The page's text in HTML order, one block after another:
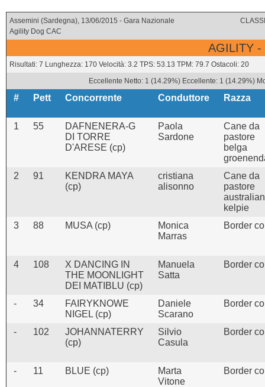
Assemini (Sardegna), 13/06/2015 - Gara Nazionale
Agility Dog CAC
AGILITY -
Risultati: 7 Lunghezza: 170 Velocità: 3.2 TPS: 53.13 TPM: 79.7 Ostacoli: 20
Eccellente Netto: 1 (14.29%) Eccellente: 1 (14.29%)
# Pett Concorrente Conduttore Razza
1 55
DAFNENERA-G
DI TORRE
D'ARESE (cp)
Paola
Sardone
Cane da
pastore
belga
2
91
KENDRA MAYA
(cp)
cristiana
alisonno
Cane da
pastore
kelpie
3
88 MUSA (cp)
Monica
Marras
Border
4 108
X DANCING IN
THE MOONLIGHT
DEI MATIBLU (cp)
Manuela
Satta
Border
- 34
FAIRYKNOWE
NIGEL (cp)
Daniele
Scarano
Border
- 102
JOHANNATERRY
(cp)
Silvio
Casula
Border
- 11 BLUE (cp)
Marta
Vitone
Border